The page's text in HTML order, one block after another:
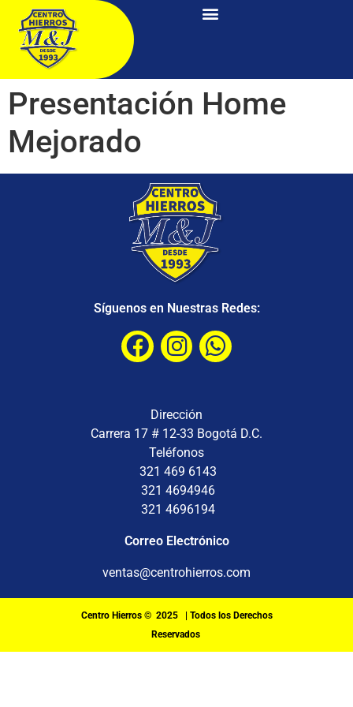
Presentación Home
Mejorado
Síguenos en Nuestras Redes:
Dirección
Carrera 17 # 12-33 Bogotá D.C.
Teléfonos
321 469 6143
321 4694946
321 4696194
Correo Electrónico
ventas@centrohierros.com
Centro Hierros © 2025 | Todos los Derechos
Reservados